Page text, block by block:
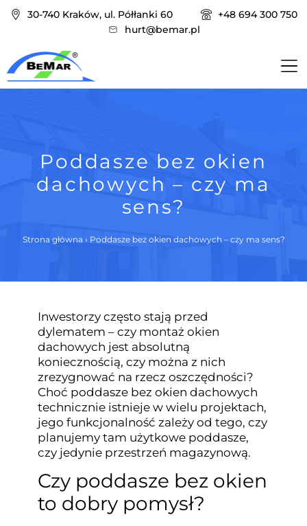
30-740 Kraków, ul. Półłanki 60
+48 694 300 750
hurt@bemar.pl
Poddasze bez okien
dachowych – czy ma
sens?
Strona główna › Poddasze bez okien dachowych – czy ma sens?
Inwestorzy często stają przed
dylematem – czy montaż okien
dachowych jest absolutną
koniecznością, czy można z nich
zrezygnować na rzecz oszczędności?
Choć poddasze bez okien dachowych
technicznie istnieje w wielu projektach,
jego funkcjonalność zależy od tego, czy
planujemy tam użytkowe poddasze,
czy jedynie przestrzeń magazynową.
Czy poddasze bez okien
to dobry pomysł?